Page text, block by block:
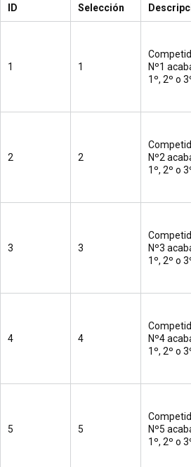
ID Selección
1 1
Nº1
1º, 2º o
2 2
Nº2
1º, 2º o
3 3
Nº3
1º, 2º o
4 4
Nº4
1º, 2º o
5 5
Nº5
1º, 2º o